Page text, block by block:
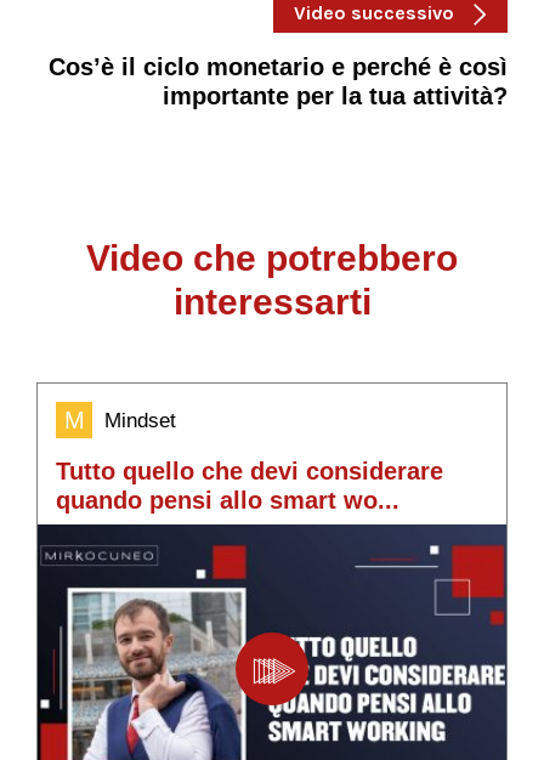
Video successivo
Cos’è il ciclo monetario e perché è così
importante per la tua attività?
Video che potrebbero
interessarti
M Mindset
Tutto quello che devi considerare
quando pensi allo smart wo...